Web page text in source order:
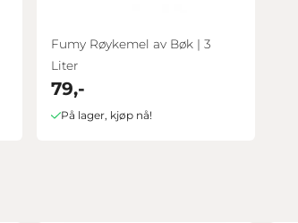
Fumy Røykemel av Bøk | 3
Liter
79,-
På lager, kjøp nå!